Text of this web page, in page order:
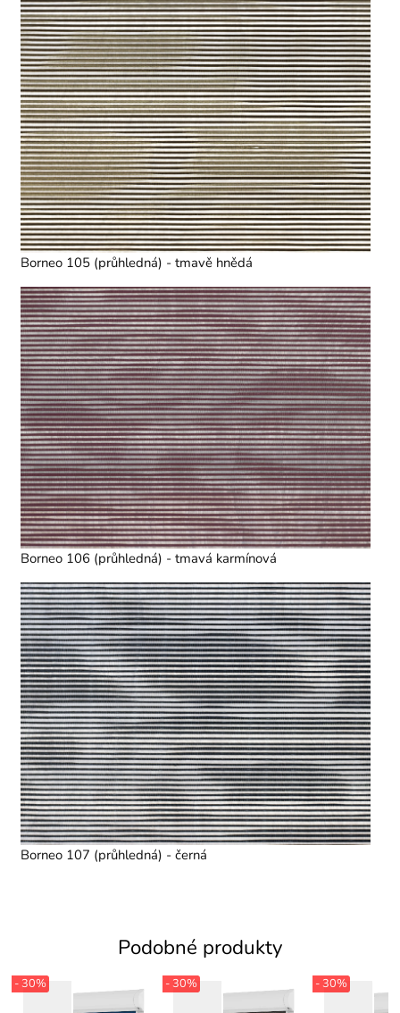
Borneo 105 (průhledná) - tmavě hnědá
Borneo 106 (průhledná) - tmavá karmínová
Borneo 107 (průhledná) - černá
Podobné produkty
- 30% - 30% - 30%